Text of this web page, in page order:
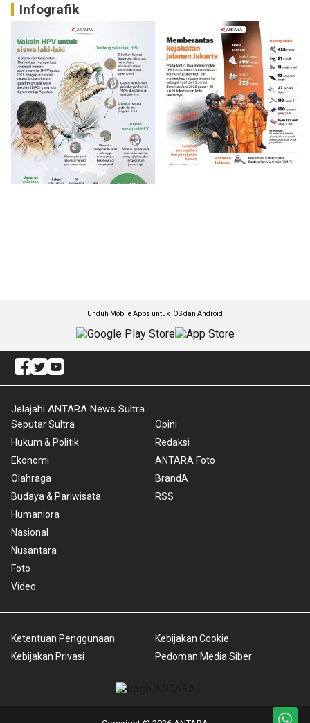
Infografik
Unduh Mobile Apps untuk iOS dan Android
Jelajahi ANTARA News Sultra
Seputar Sultra
Hukum & Politik
Ekonomi
Olahraga
Budaya & Pariwisata
Humaniora
Nasional
Nusantara
Foto
Video
Opini
Redaksi
ANTARA Foto
BrandA
RSS
Ketentuan Penggunaan
Kebijakan Privasi
Kebijakan Cookie
Pedoman Media Siber